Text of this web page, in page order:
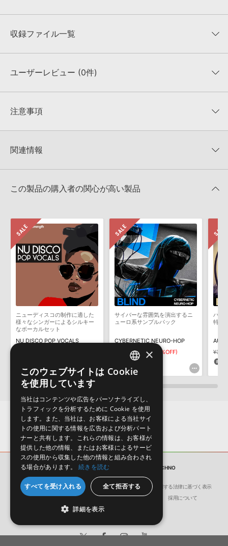
収録ファイル一覧
収録ファイル一覧
ユーザーレビュー (0件)
★★★★★
★5
★4
★1
注意事項
KONTAKTフォーマットは、
でお使いいただけます。無償版のKONTAKT PLAYERではお使いい
4GBを超えるデータに関するご注意：FAT32でフォーマットされた
きます際には、NTFSやHFS＋でフォーマットされたHDDをご用意
いただく必要がございます。
製品の購入手続き完了後、受注確認メールとシリアルナンバーをお
知らせするメールの2通が送信されます。メールに記載されており
ます説明に沿って、製品のダウンロード／導入を行って下さい。
サンプルパック製品には、原則として日本語版操作マニュアルをご
用意しておりません。ご購入後のご不明点や詳細に関するお問い合
わせなどは
テクニカルサポート
までご連絡ください。
デモソングは、製品収録サウンドを使ってできることを紹介するた
めのデモンストレーション用の楽曲です。原則として、デモソング
そのものをお使いいただくことはできません。また、デモソングを
構成する全てのサウンドが、サンプルパックに含まれていることを
ダウンロード製品という性質上、一切の返品・返金はお受け付け致
しかねます。
関連情報
マーセール！
この製品の購入者の関心が高い製品
ニューディスコの制作に適した
様々なシンガーによるシルキー
なボーカルセット
NU DISCO POP VOCALS
サイバーな雰囲気を演出するニ
ューロ系サンプルパック
CYBERNETIC NEURO-HOP
¥3,179 ¥2,225(30%OFF)
66pt
ハー
特化
サンプルパック MECHANICAL TECHNO
会社概要 環境保護（CSR）への取り組み
特定商取引に関する法律に基づく表示
サイト動作環境
利用規約 個人情報の保護について 採用について
ENGLISH
×
このウェブサイトは Cookie
を使用しています
当社はコンテンツや広告をパーソナライズし、
トラフィックを分析するために Cookie を使用
します。また、当社は、お客様による当社サイ
トの使用に関する情報を広告および分析パート
ナーと共有します。これらの情報は、お客様が
提供した他の情報、またはお客様によるサービ
スの使用から収集した他の情報と組み合わされ
る場合があります。
続きを読む
すべてを受け入れる 全て拒否する
詳細を表示